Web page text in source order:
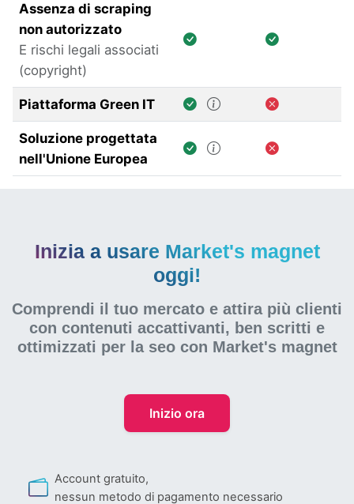
Assenza di scraping
non autorizzato
E rischi legali associati
(copyright)
Piattaforma Green IT
Soluzione progettata
nell'Unione Europea
Inizia a usare Market's magnet
oggi!
Comprendi il tuo mercato e attira più clienti
con contenuti accattivanti, ben scritti e
ottimizzati per la seo con Market's magnet
Inizio ora
Account gratuito,
nessun metodo di pagamento necessario